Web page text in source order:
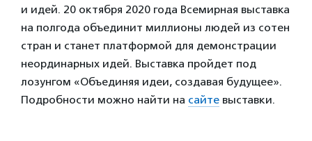
и идей. 20 октября 2020 года Всемирная выставка
на полгода объединит миллионы людей из сотен
стран и станет платформой для демонстрации
неординарных идей. Выставка пройдет под
лозунгом «Объединяя идеи, создавая будущее».
Подробности можно найти на сайте выставки.